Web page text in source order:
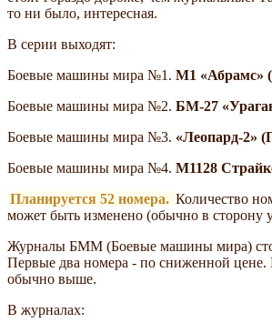
то ни было, интересная.
В серии выходят:
Боевые машины мира №1. М1 Абрамс
Боевые машины мира №2. БМ-27
Боевые машины мира №3.
Леопард-2
Боевые машины мира №4. М1128
Планируется 52 номера. Количество
может быть изменено (обычно в сторону
Журналы БММ (Боевые машины мира)
Первые два номера - по сниженной
обычно выше.
В журналах: